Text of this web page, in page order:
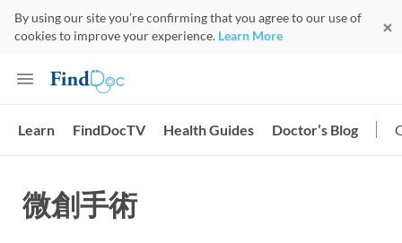
By using our site you’re confirming that you agree to our use of
cookies to improve your experience. Learn More
Learn FindDocTV Health Guides Doctor’s Blog
微創手術